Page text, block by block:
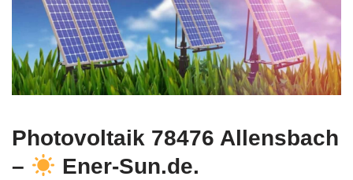
Photovoltaik 78476 Allensbach
–
Ener-Sun.de.